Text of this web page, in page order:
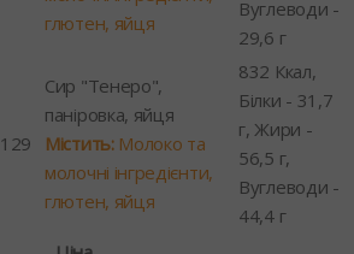
глютен, яйця
Вуглеводи -
29,6 г
129
Сир "Тенеро",
паніровка, яйця
Містить:Молоко та
молочні інгредієнти,
глютен, яйця
832 Ккал,
Білки - 31,7
г, Жири -
56,5 г,
Вуглеводи -
44,4 г